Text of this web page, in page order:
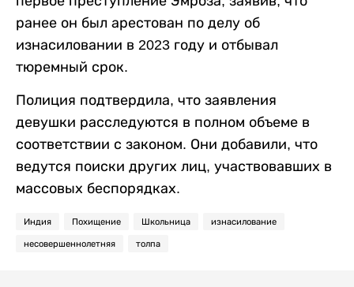
ранее он был арестован по делу об
изнасиловании в 2023 году и отбывал
тюремный срок.
Полиция подтвердила, что заявления
девушки расследуются в полном объеме в
соответствии с законом. Они добавили, что
ведутся поиски других лиц, участвовавших в
массовых беспорядках.
Индия Похищение Школьница изнасилование
несовершеннолетняя толпа